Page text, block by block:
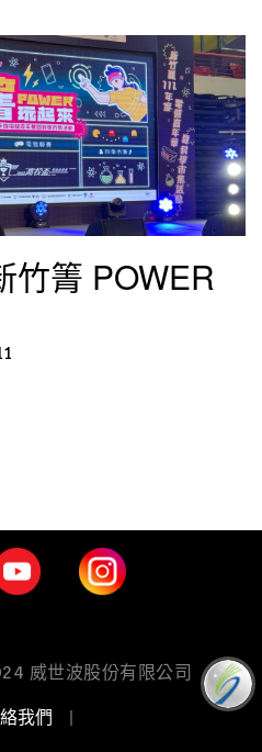
竹箐 POWER
威世波股份有限公司
我們